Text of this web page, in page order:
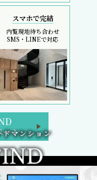
スマホで完結
内覧現地待ち合わせ
SMS・LINEで対応
ーン